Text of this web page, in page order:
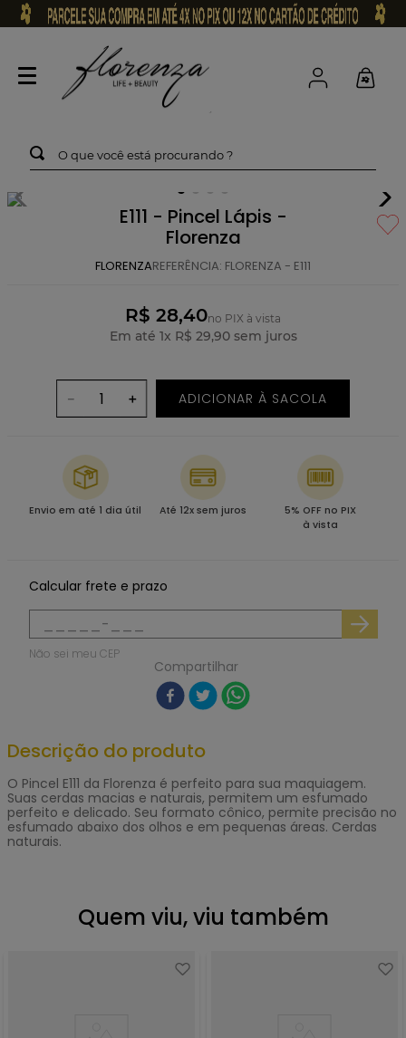
O que você está procurando ?
E111 - Pincel Lápis -
Florenza
FLORENZAREFERÊNCIA: FLORENZA - E111
R$ 28,40no PIX à vista
Em até 1x R$ 29,90sem juros
＋
－ ADICIONAR À SACOLA
Envio em até 1 dia útil Até 12x sem juros
5% OFF no PIX
à vista
Calcular frete e prazo
Não sei meu CEP
Compartilhar
Descrição do produto
O Pincel E111 da Florenza é perfeito para sua maquiagem.
Suas cerdas macias e naturais, permitem um esfumado
perfeito e delicado. Seu formato cônico, permite precisão no
esfumado abaixo dos olhos e em pequenas áreas. Cerdas
naturais.
Quem viu, viu também